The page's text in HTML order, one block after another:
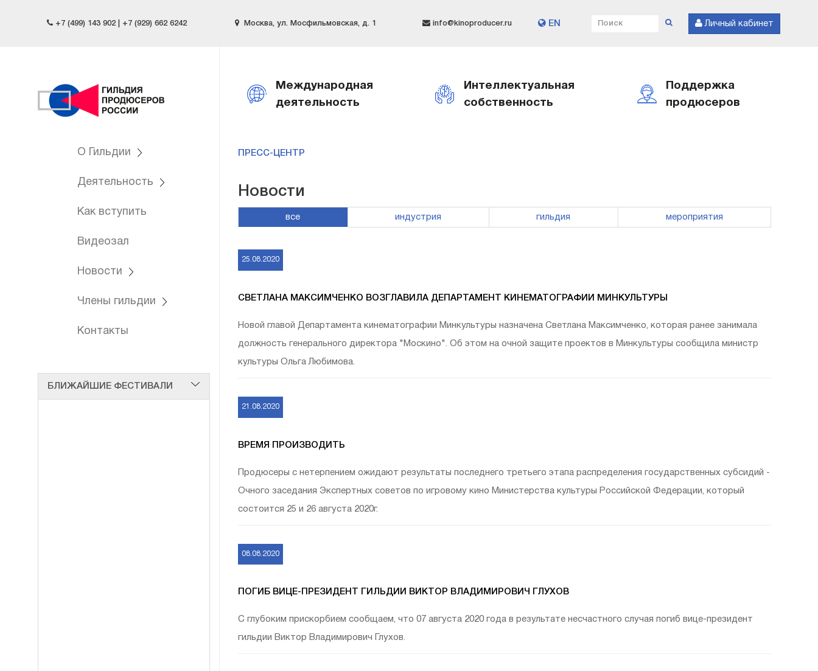
+7 (499) 143 902 | +7 (929) 662 6242 Москва, ул. Мосфильмовская, д. 1 info@kinoproducer.ru EN Личный кабинет
О Гильдии
Деятельность
Как вступить
Видеозал
Новости
Члены гильдии
Контакты
БЛИЖАЙШИЕ ФЕСТИВАЛИ
Международная
деятельность
Интеллектуальная
собственность
Поддержка
продюсеров
ПРЕСС-ЦЕНТР
Новости
все индустрия гильдия мероприятия
25.08.2020
СВЕТЛАНА МАКСИМЧЕНКО ВОЗГЛАВИЛА ДЕПАРТАМЕНТ КИНЕМАТОГРАФИИ МИНКУЛЬТУРЫ
Новой главой Департамента кинематографии Минкультуры назначена Светлана Максимченко, которая ранее занимала
должность генерального директора "Москино". Об этом на очной защите проектов в Минкультуры сообщила министр
культуры Ольга Любимова.
21.08.2020
ВРЕМЯ ПРОИЗВОДИТЬ
Продюсеры с нетерпением ожидают результаты последнего третьего этапа распределения государственных субсидий -
Очного заседания Экспертных советов по игровому кино Министерства культуры Российской Федерации, который
состоится 25 и 26 августа 2020г.
08.08.2020
ПОГИБ ВИЦЕ-ПРЕЗИДЕНТ ГИЛЬДИИ ВИКТОР ВЛАДИМИРОВИЧ ГЛУХОВ
С глубоким прискорбием сообщаем, что 07 августа 2020 года в результате несчастного случая погиб вице-президент
гильдии Виктор Владимирович Глухов.